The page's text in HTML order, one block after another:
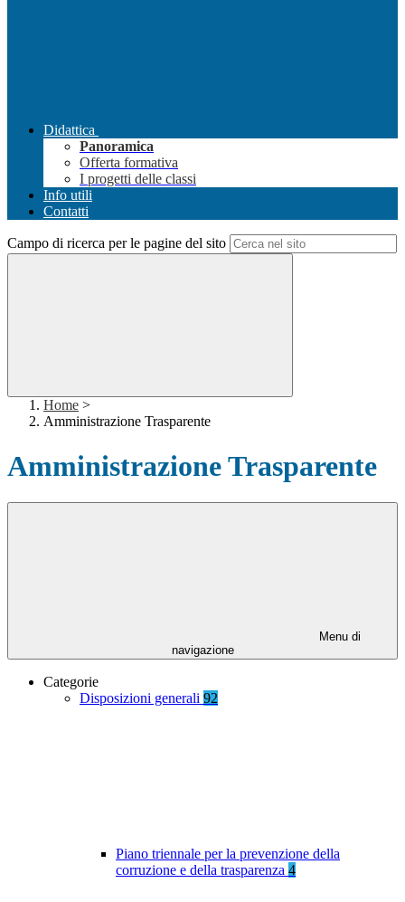
Didattica
Panoramica
Offerta formativa
I progetti delle classi
Info utili
Contatti
Campo di ricerca per le pagine del sito
Home >
Amministrazione Trasparente
Amministrazione Trasparente
Menu di
navigazione
Categorie
Disposizioni generali 92
Piano triennale per la prevenzione della
corruzione e della trasparenza 4